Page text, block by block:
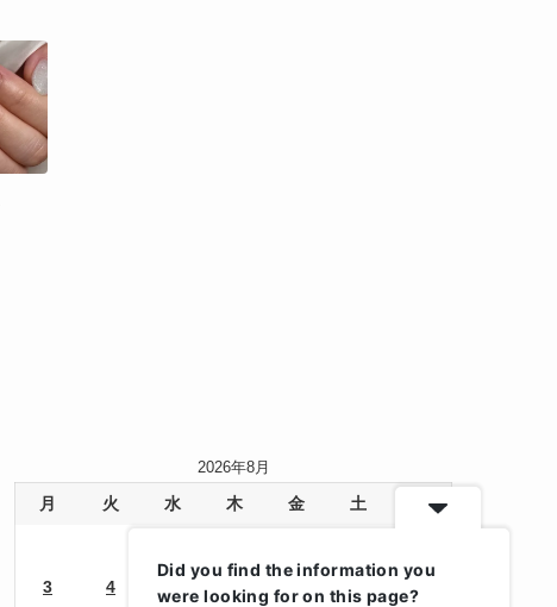
2026年8月
月 火 水 木 金 土
3 4 6 9
Did you find the information you
were looking for on this page?